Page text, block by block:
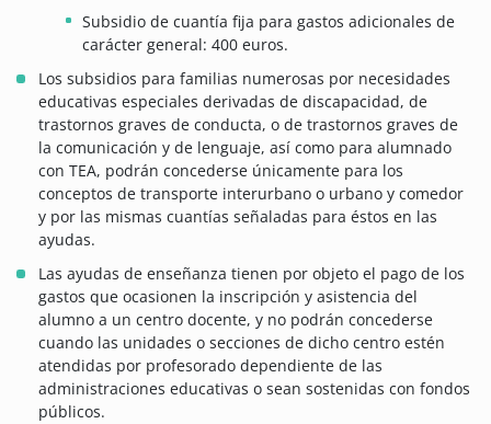
Subsidio de cuantía fija para gastos adicionales de
carácter general: 400 euros.
Los subsidios para familias numerosas por necesidades
educativas especiales derivadas de discapacidad, de
trastornos graves de conducta, o de trastornos graves de
la comunicación y de lenguaje, así como para alumnado
con TEA, podrán concederse únicamente para los
conceptos de transporte interurbano o urbano y comedor
y por las mismas cuantías señaladas para éstos en las
ayudas.
Las ayudas de enseñanza tienen por objeto el pago de los
gastos que ocasionen la inscripción y asistencia del
alumno a un centro docente, y no podrán concederse
cuando las unidades o secciones de dicho centro estén
atendidas por profesorado dependiente de las
administraciones educativas o sean sostenidas con fondos
públicos.